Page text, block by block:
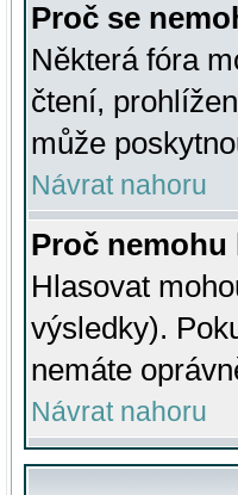
Proč se
Některá fóra
čtení,
může
Návrat nahoru
Proč nemohu
Hlasovat
výsledky).
nemáte
Návrat nahoru